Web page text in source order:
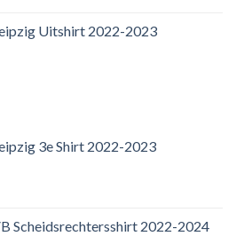
Uitshirt 2022-2023
3e Shirt 2022-2023
Scheidsrechtersshirt 2022-2024